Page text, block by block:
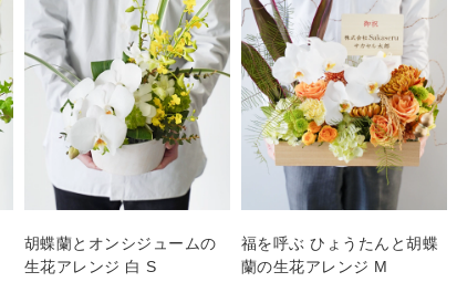
胡蝶蘭とオンシジュームの
生花アレンジ 白 S
福を呼ぶ ひょうたんと胡蝶
蘭の生花アレンジ M